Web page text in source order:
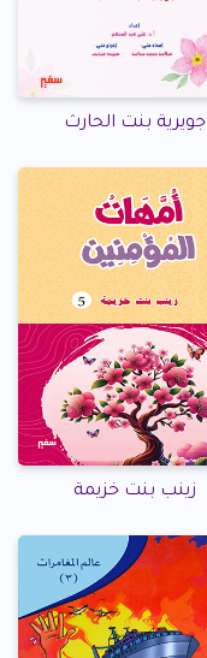
جويرية بنت الحارث
زينب بنت خزيمة